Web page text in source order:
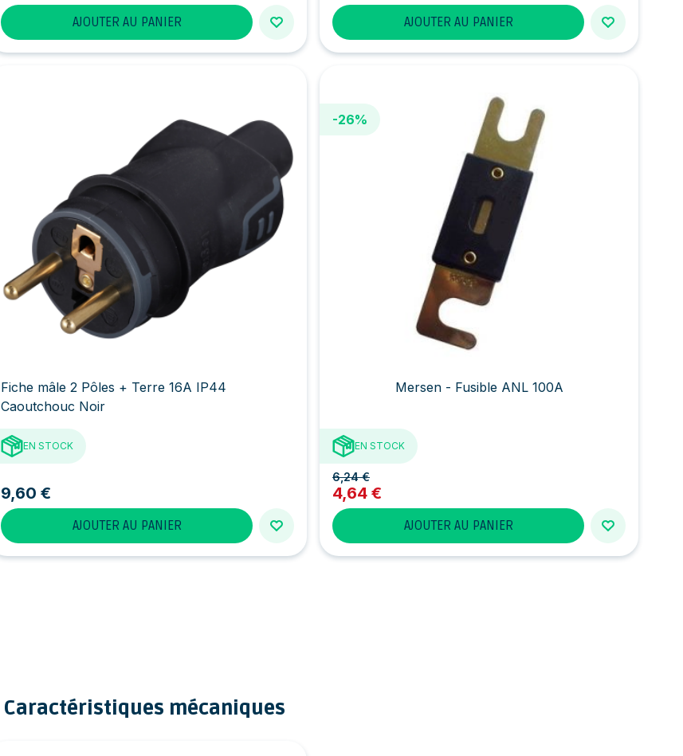
AJOUTER AU PANIER AJOUTER AU PANIER
Fiche mâle 2 Pôles + Terre 16A IP44
Caoutchouc Noir
EN STOCK
9,60 €
AJOUTER AU PANIER
-26%
Mersen - Fusible ANL 100A
EN STOCK
6,24 €
4,64 €
AJOUTER AU PANIER
Caractéristiques mécaniques